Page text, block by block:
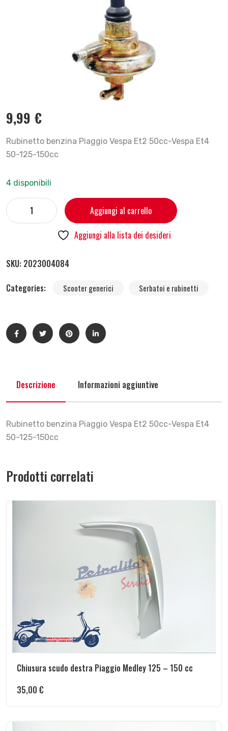
9,99 €
Rubinetto benzina Piaggio Vespa Et2 50cc-Vespa Et4
50-125-150cc
4 disponibili
Aggiungi al carrello
Aggiungi alla lista dei desideri
SKU: 2023004084
Categories:
Scooter generici Serbatoi e rubinetti
Descrizione Informazioni aggiuntive
Rubinetto benzina Piaggio Vespa Et2 50cc-Vespa Et4
50-125-150cc
Prodotti correlati
Chiusura scudo destra Piaggio Medley 125 – 150 cc
35,00 €